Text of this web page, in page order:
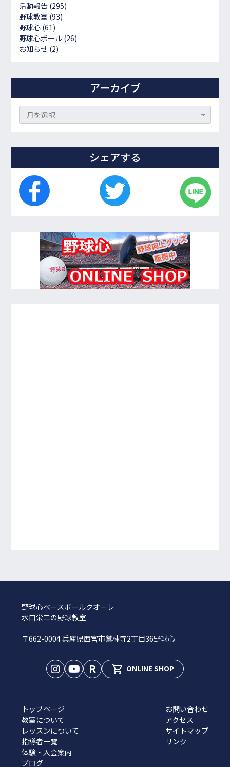
活動報告 (295)
野球教室 (93)
野球心 (61)
野球心ボール (26)
お知らせ (2)
アーカイブ
シェアする
野球心ベースボールクオーレ
水口栄二の野球教室
〒662-0004 兵庫県西宮市鷲林寺2丁目36野球心
R shopping_cart ONLINE SHOP
トップページ
教室について
レッスンについて
指導者一覧
体験・入会案内
ブログ
お問い合わせ
アクセス
サイトマップ
リンク